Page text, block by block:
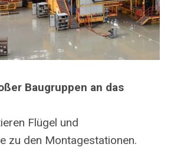
Baugruppen an das
Flügel und
zu den Montagestationen.